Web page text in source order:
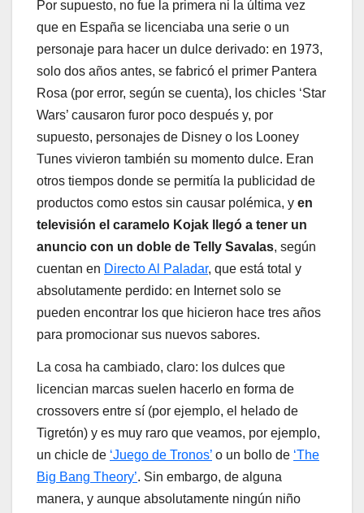
Por supuesto, no fue la primera ni la última vez
que en España se licenciaba una serie o un
personaje para hacer un dulce derivado: en 1973,
solo dos años antes, se fabricó el primer Pantera
Rosa (por error, según se cuenta), los chicles ‘Star
Wars’ causaron furor poco después y, por
supuesto, personajes de Disney o los Looney
Tunes vivieron también su momento dulce. Eran
otros tiempos donde se permitía la publicidad de
productos como estos sin causar polémica, y en
televisión el caramelo Kojak llegó a tener un
anuncio con un doble de Telly Savalas, según
cuentan en Directo Al Paladar, que está total y
absolutamente perdido: en Internet solo se
pueden encontrar los que hicieron hace tres años
para promocionar sus nuevos sabores.
La cosa ha cambiado, claro: los dulces que
licencian marcas suelen hacerlo en forma de
crossovers entre sí (por ejemplo, el helado de
Tigretón) y es muy raro que veamos, por ejemplo,
un chicle de ‘Juego de Tronos’ o un bollo de ‘The
Big Bang Theory’. Sin embargo, de alguna
manera, y aunque absolutamente ningún niño